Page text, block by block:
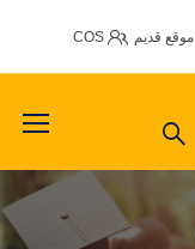
موقع قديم COS